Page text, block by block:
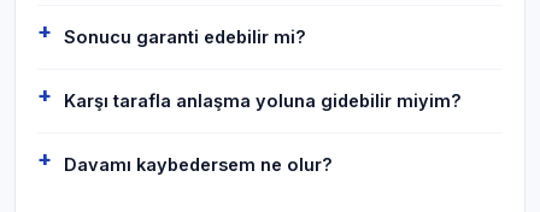
Sonucu garanti edebilir mi?
Karşı tarafla anlaşma yoluna gidebilir miyim?
Davamı kaybedersem ne olur?